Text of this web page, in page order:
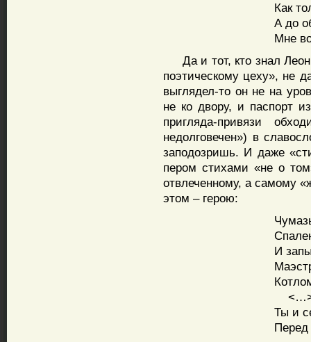
Как
А до
Мне
Да и тот, кто знал
поэтическому цеху», не
выглядел-то он не на
не ко двору, и паспорт
пригляда-привязи
недолговечен») в
заподозришь. И даже
пером стихами «не о
отвлеченному, а самому
этом – герою:
И
Ты и
Перед